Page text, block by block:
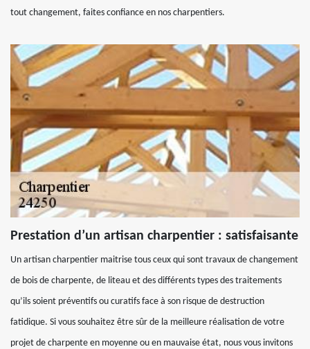
tout changement, faites confiance en nos charpentiers.
Prestation d’un artisan charpentier : satisfaisante
Un artisan charpentier maitrise tous ceux qui sont travaux de changement
de bois de charpente, de liteau et des différents types des traitements
qu’ils soient préventifs ou curatifs face à son risque de destruction
fatidique. Si vous souhaitez être sûr de la meilleure réalisation de votre
projet de charpente en moyenne ou en mauvaise état, nous vous invitons